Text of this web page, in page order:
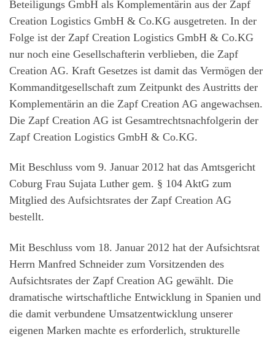
Beteiligungs GmbH als Komplementärin aus der Zapf
Creation Logistics GmbH & Co.KG ausgetreten. In der
Folge ist der Zapf Creation Logistics GmbH & Co.KG
nur noch eine Gesellschafterin verblieben, die Zapf
Creation AG. Kraft Gesetzes ist damit das Vermögen der
Kommanditgesellschaft zum Zeitpunkt des Austritts der
Komplementärin an die Zapf Creation AG angewachsen.
Die Zapf Creation AG ist Gesamtrechtsnachfolgerin der
Zapf Creation Logistics GmbH & Co.KG.
Mit Beschluss vom 9. Januar 2012 hat das Amtsgericht
Coburg Frau Sujata Luther gem. § 104 AktG zum
Mitglied des Aufsichtsrates der Zapf Creation AG
bestellt.
Mit Beschluss vom 18. Januar 2012 hat der Aufsichtsrat
Herrn Manfred Schneider zum Vorsitzenden des
Aufsichtsrates der Zapf Creation AG gewählt. Die
dramatische wirtschaftliche Entwicklung in Spanien und
die damit verbundene Umsatzentwicklung unserer
eigenen Marken machte es erforderlich, strukturelle